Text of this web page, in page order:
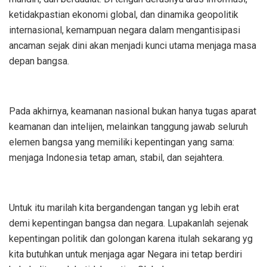
ketidakpastian ekonomi global, dan dinamika geopolitik
internasional, kemampuan negara dalam mengantisipasi
ancaman sejak dini akan menjadi kunci utama menjaga masa
depan bangsa.
Pada akhirnya, keamanan nasional bukan hanya tugas aparat
keamanan dan intelijen, melainkan tanggung jawab seluruh
elemen bangsa yang memiliki kepentingan yang sama:
menjaga Indonesia tetap aman, stabil, dan sejahtera.
Untuk itu marilah kita bergandengan tangan yg lebih erat
demi kepentingan bangsa dan negara. Lupakanlah sejenak
kepentingan politik dan golongan karena itulah sekarang yg
kita butuhkan untuk menjaga agar Negara ini tetap berdiri